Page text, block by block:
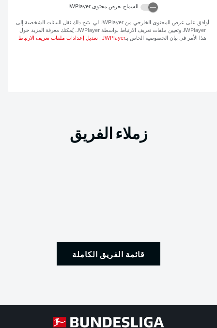
السماح بعرض محتوىJWPlayer
أوافق على عرض المحتوى الخارجي منJWPlayer لي. يتيح ذلك نقل البيانات الشخصية إلى
JWPlayer وتعيين ملفات تعريف الارتباط بواسطةJWPlayer. يُمكنك معرفة المزيد حول
هذا الأمر في بيان الخصوصية الخاص بـJWPlayer تعديل إعدادات ملفات تعريف الارتباط
زملاء الفريق
قائمة الفريق الكاملة